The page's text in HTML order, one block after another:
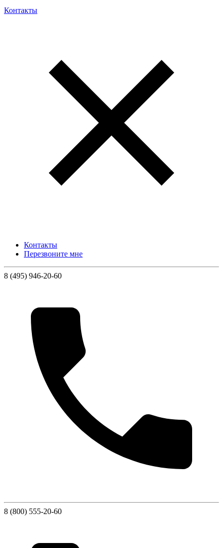
Контакты
Контакты
Перезвоните мне
8 (495) 946-20-60
8 (800) 555-20-60